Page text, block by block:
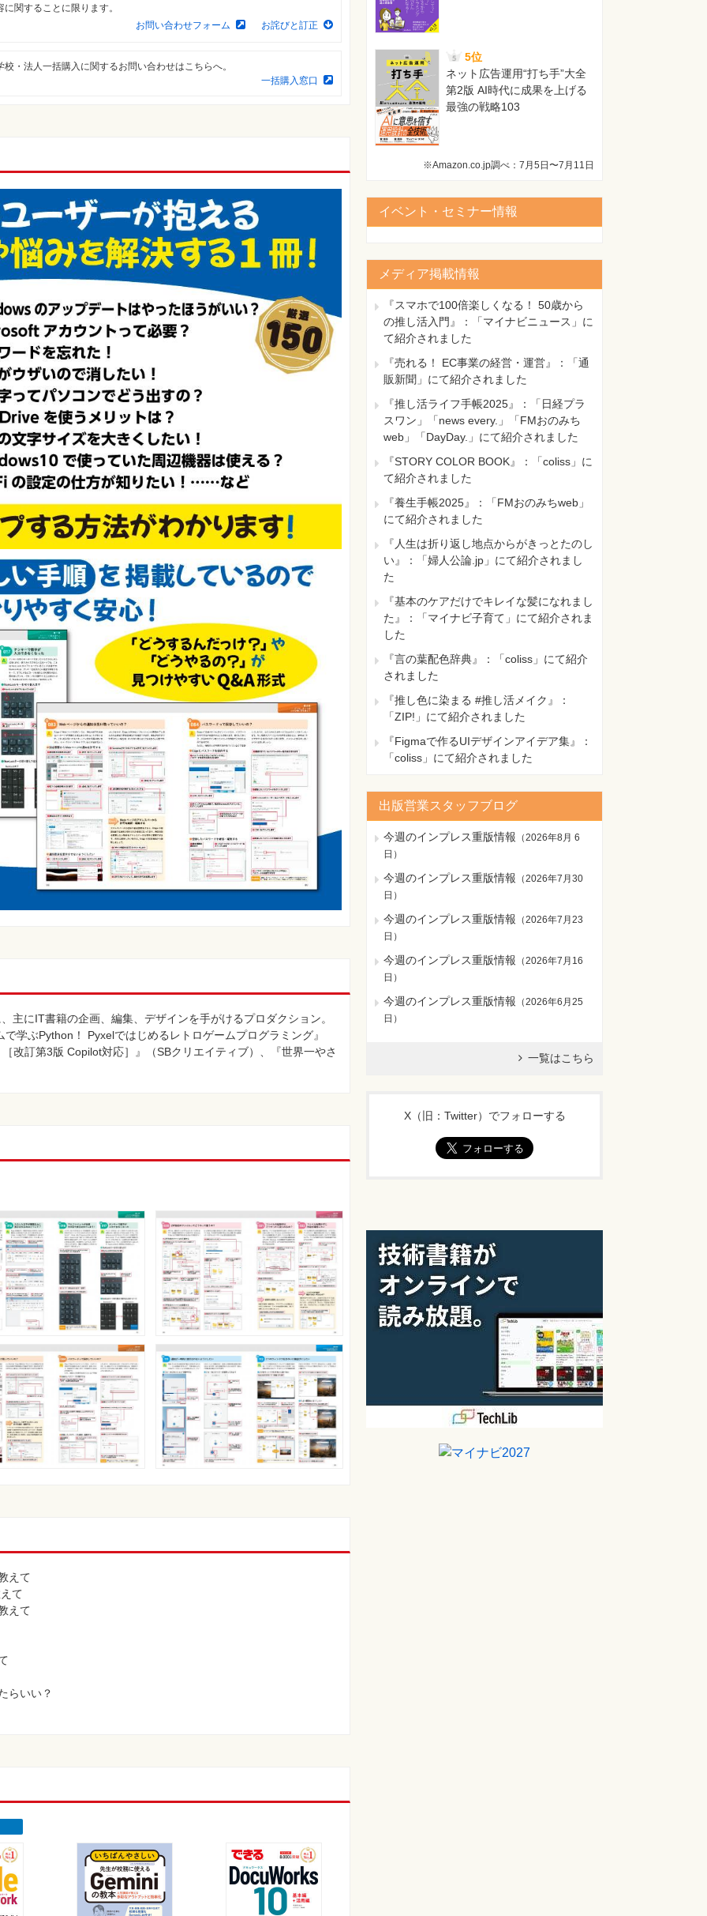
に関することに限ります。
お問い合わせフォーム
お詫びと訂正
校・法人一括購入に関するお問い合わせはこちらへ。
一括購入窓口
主にIT書籍の企画、編集、デザインを手がけるプロダクション。
学ぶPython！ Pyxelではじめるレトロゲームプログラミング』
改訂第3版 Copilot対応］』（SBクリエイティブ）、『世界一やさ
えて
て
えて
らいい？
5位
ネット広告運用“打ち手”大全
第2版 AI時代に成果を上げる
最強の戦略103
※Amazon.co.jp調べ：7月5日〜7月11日
イベント・セミナー情報
メディア掲載情報
『スマホで100倍楽しくなる！ 50歳から
の推し活入門』：「マイナビニュース」に
て紹介されました
『売れる！ EC事業の経営・運営』：「通
販新聞」にて紹介されました
『推し活ライフ手帳2025』：「日経プラ
スワン」「news every.」「FMおのみち
web」「DayDay.」にて紹介されました
『STORY COLOR BOOK』：「coliss」に
て紹介されました
『養生手帳2025』：「FMおのみちweb」
にて紹介されました
『人生は折り返し地点からがきっとたのし
い』：「婦人公論.jp」にて紹介されまし
た
『基本のケアだけでキレイな髪になれまし
た』：「マイナビ子育て」にて紹介されま
した
『言の葉配色辞典』：「coliss」にて紹介
されました
『推し色に染まる #推し活メイク』：
「ZIP!」にて紹介されました
『Figmaで作るUIデザインアイデア集』：
「coliss」にて紹介されました
出版営業スタッフブログ
今週のインプレス重版情報 （2026年8月 6
日 ）
今週のインプレス重版情報 （2026年7月30
日 ）
今週のインプレス重版情報 （2026年7月23
日 ）
今週のインプレス重版情報 （2026年7月16
日 ）
今週のインプレス重版情報 （2026年6月25
日 ）
一覧はこちら
X（旧：Twitter）でフォローする